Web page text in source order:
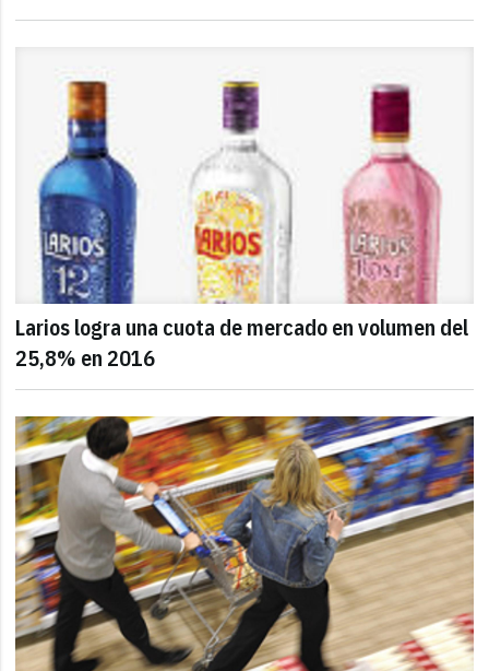
Larios logra una cuota de mercado en volumen del
25,8% en 2016